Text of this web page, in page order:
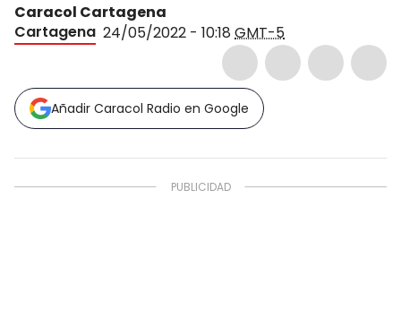
Caracol Cartagena
Cartagena 24/05/2022 - 10:18 GMT-5
Añadir Caracol Radio en Google